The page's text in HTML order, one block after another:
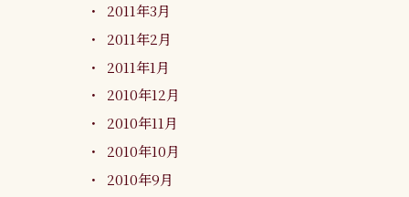
2011年3月
2011年2月
2011年1月
2010年12月
2010年11月
2010年10月
2010年9月